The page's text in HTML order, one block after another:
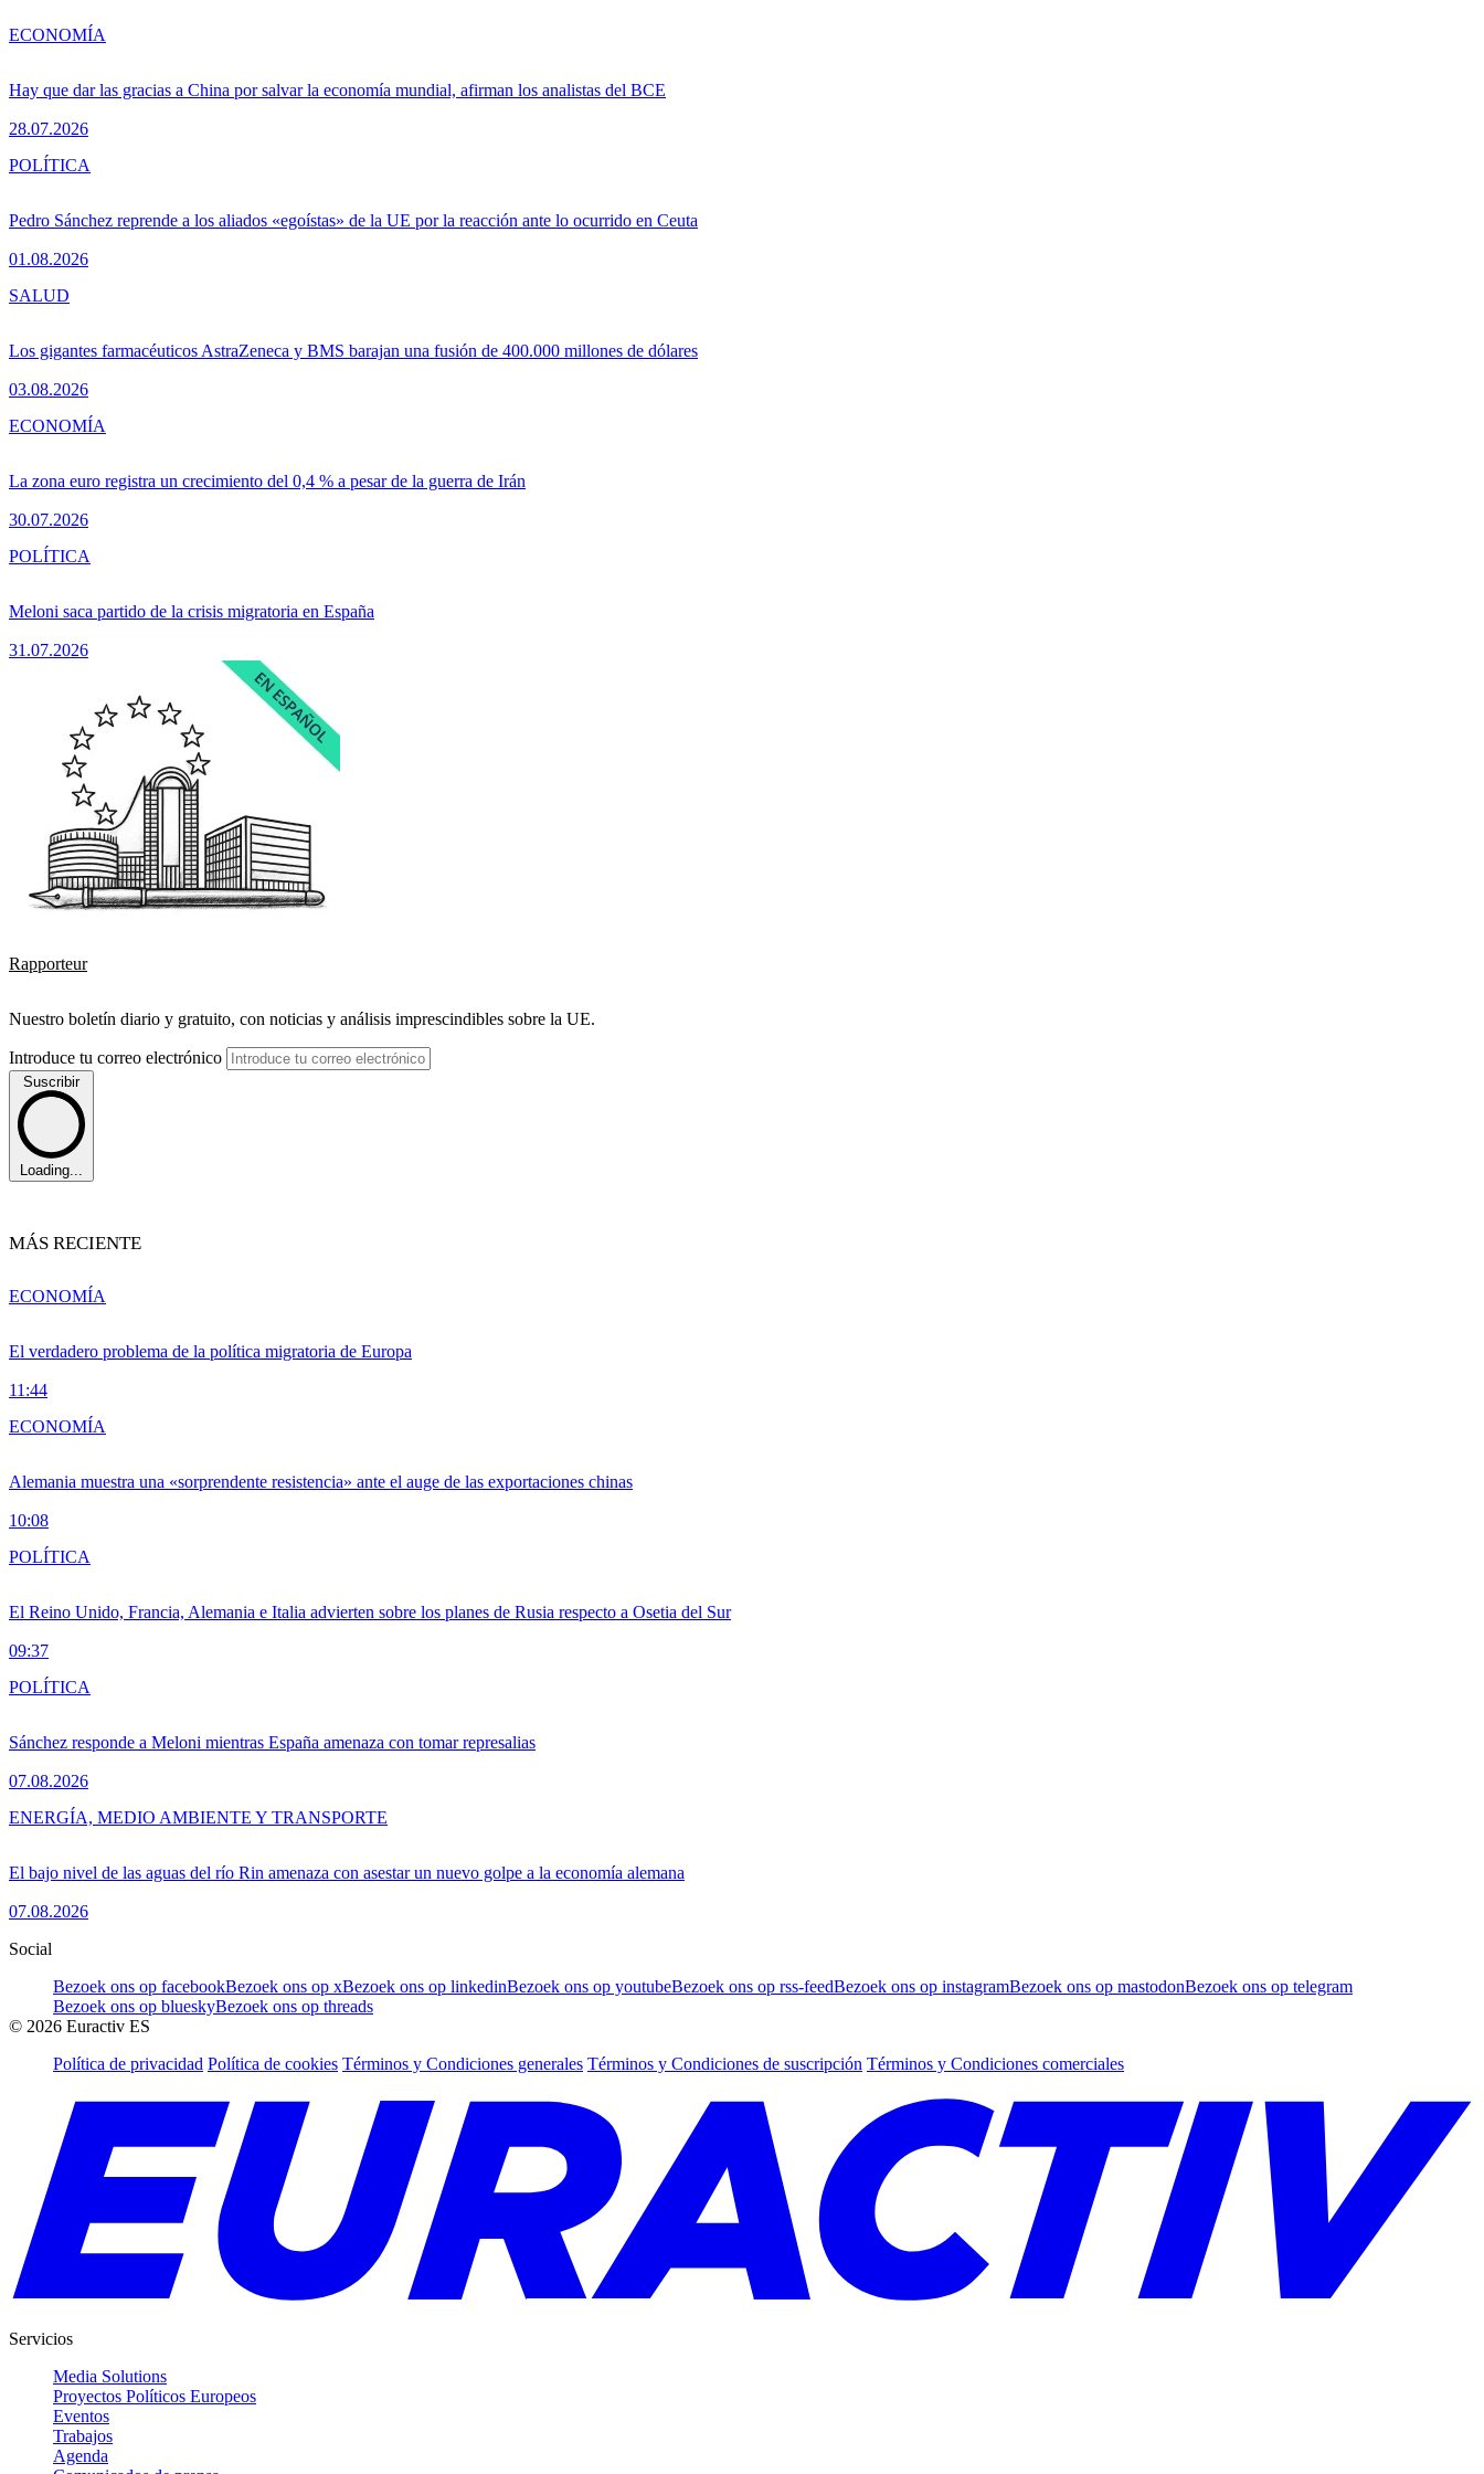
Hay que dar las gracias a China por salvar la economía mundial, afirman los analistas del BCE
28.07.2026
ECONOMÍA
Pedro Sánchez reprende a los aliados «egoístas» de la UE por la reacción ante lo ocurrido en Ceuta
01.08.2026
POLÍTICA
Los gigantes farmacéuticos AstraZeneca y BMS barajan una fusión de 400.000 millones de dólares
03.08.2026
SALUD
La zona euro registra un crecimiento del 0,4 % a pesar de la guerra de Irán
30.07.2026
ECONOMÍA
Meloni saca partido de la crisis migratoria en España
31.07.2026
POLÍTICA
Rapporteur
Nuestro boletín diario y gratuito, con noticias y análisis imprescindibles sobre la UE.
Introduce tu correo electrónico
Suscribir
Loading...
MÁS RECIENTE
El verdadero problema de la política migratoria de Europa
11:44
ECONOMÍA
Alemania muestra una «sorprendente resistencia» ante el auge de las exportaciones chinas
10:08
ECONOMÍA
El Reino Unido, Francia, Alemania e Italia advierten sobre los planes de Rusia respecto a Osetia del Sur
09:37
POLÍTICA
Sánchez responde a Meloni mientras España amenaza con tomar represalias
07.08.2026
POLÍTICA
El bajo nivel de las aguas del río Rin amenaza con asestar un nuevo golpe a la economía alemana
07.08.2026
ENERGÍA, MEDIO AMBIENTE Y TRANSPORTE
Social
Bezoek ons op facebookBezoek ons op xBezoek ons op linkedinBezoek ons op youtubeBezoek ons op rss-feedBezoek ons op instagramBezoek ons op mastodonBezoek ons op telegram
Bezoek ons op blueskyBezoek ons op threads
© 2026 Euractiv ES
Política de privacidad Política de cookies Términos y Condiciones generales Términos y Condiciones de suscripción Términos y Condiciones comerciales
Servicios
Media Solutions
Proyectos Políticos Europeos
Eventos
Trabajos
Agenda